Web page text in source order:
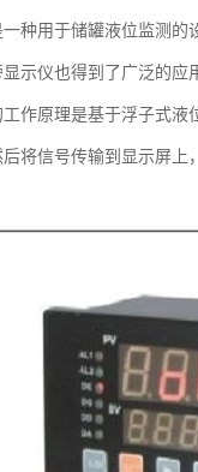
种用于储罐液位监测的
示仪也得到了广泛的应
作原理是基于浮子式液
将信号传输到显示屏